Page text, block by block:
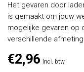
Het gevaren door
is gemaakt om jouw
mogelijke gevaren op
verschillende
€2,96 Incl. btw